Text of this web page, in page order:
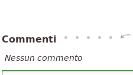
Commenti
Nessun commento